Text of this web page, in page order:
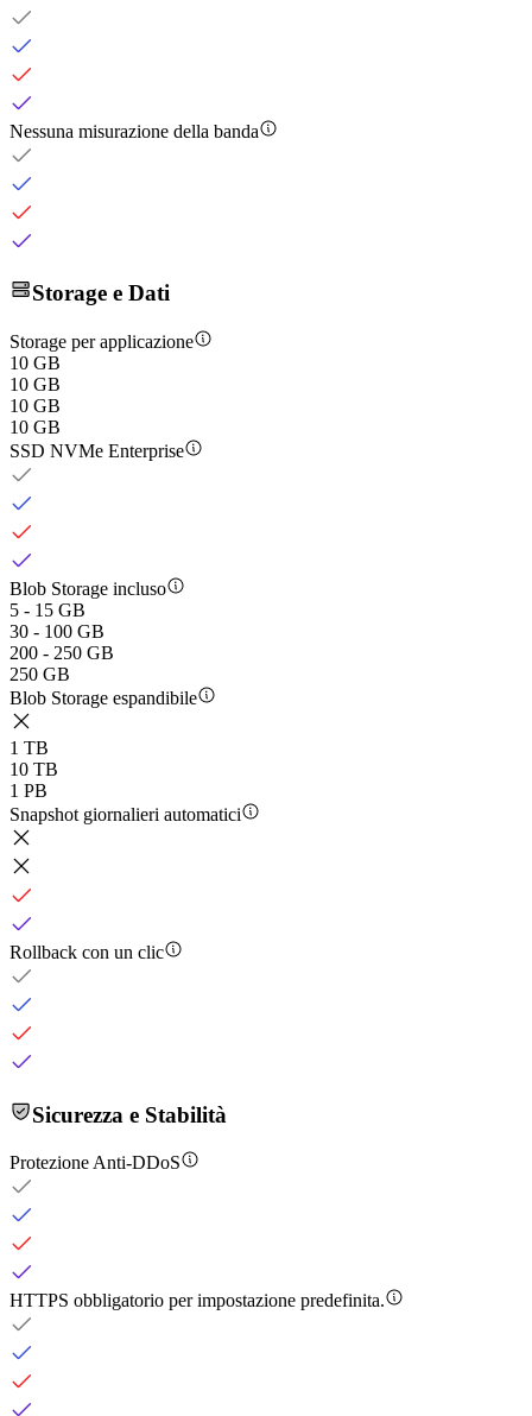
Nessuna misurazione della banda
Storage e Dati
Storage per applicazione
10 GB
10 GB
10 GB
10 GB
SSD NVMe Enterprise
Blob Storage incluso
5 - 15 GB
30 - 100 GB
200 - 250 GB
250 GB
Blob Storage espandibile
1 TB
10 TB
1 PB
Snapshot giornalieri automatici
Rollback con un clic
Sicurezza e Stabilità
Protezione Anti-DDoS
HTTPS obbligatorio per impostazione predefinita.